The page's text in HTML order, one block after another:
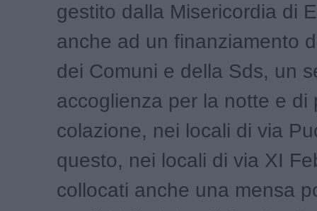
gestito dalla Misericordia di
anche ad un finanziamento
dei Comuni e della Sds, un
accoglienza per la notte e di
colazione, nei locali di via
questo, nei locali di via XI
collocati anche una mensa